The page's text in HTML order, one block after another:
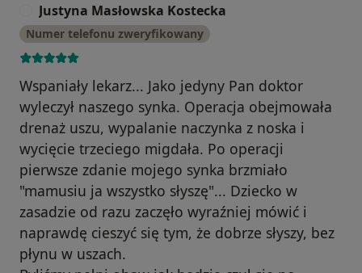
Justyna Masłowska Kostecka
Numer telefonu zweryfikowany
Wspaniały lekarz... Jako jedyny Pan doktor
wyleczył naszego synka. Operacja obejmowała
drenaż uszu, wypalanie naczynka z noska i
wycięcie trzeciego migdała. Po operacji
pierwsze zdanie mojego synka brzmiało
"mamusiu ja wszystko słyszę"... Dziecko w
zasadzie od razu zaczęło wyraźniej mówić i
naprawdę cieszyć się tym, że dobrze słyszy, bez
płynu w uszach.